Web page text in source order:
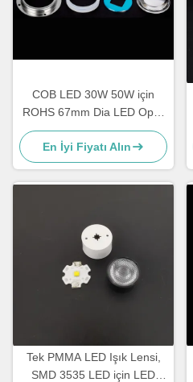
COB LED 30W 50W için
ROHS 67mm Dia LED Optik
Lens
En İyi Fiyatı Alın
Tek PMMA LED Işık Lensi,
SMD 3535 LED için LED